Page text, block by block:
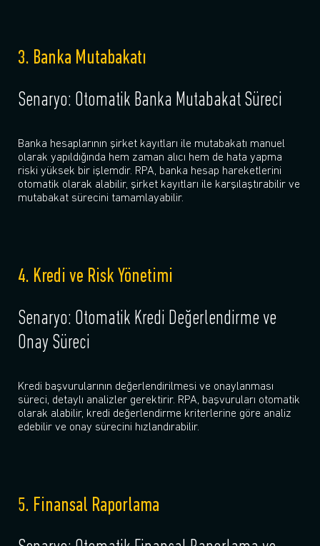
3. Banka Mutabakatı
Senaryo: Otomatik Banka Mutabakat Süreci
Banka hesaplarının şirket kayıtları ile mutabakatı manuel
olarak yapıldığında hem zaman alıcı hem de hata yapma
riski yüksek bir işlemdir. RPA, banka hesap hareketlerini
otomatik olarak alabilir, şirket kayıtları ile karşılaştırabilir ve
mutabakat sürecini tamamlayabilir.
4. Kredi ve Risk Yönetimi
Senaryo: Otomatik Kredi Değerlendirme ve
Onay Süreci
Kredi başvurularının değerlendirilmesi ve onaylanması
süreci, detaylı analizler gerektirir. RPA, başvuruları otomatik
olarak alabilir, kredi değerlendirme kriterlerine göre analiz
edebilir ve onay sürecini hızlandırabilir.
5. Finansal Raporlama